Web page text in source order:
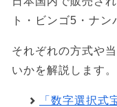
ト・ビンゴ5・ナン
それぞれの方式や
いかを解説します。
「数字選択式